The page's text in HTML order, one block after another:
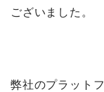
ございました。
弊社のプラット